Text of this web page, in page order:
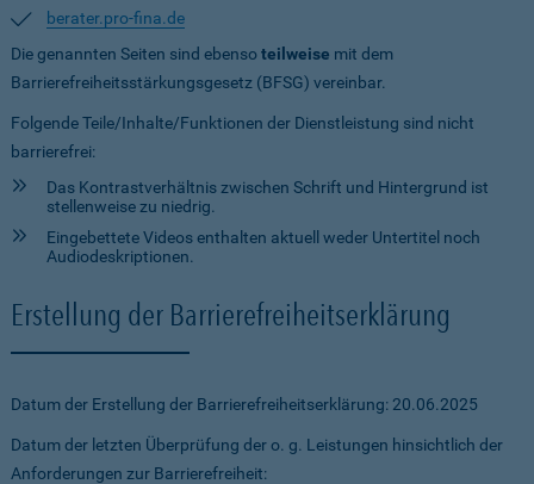
berater.pro-fina.de
Die genannten Seiten sind ebensoteilweise mit dem
Barrierefreiheitsstärkungsgesetz (BFSG) vereinbar.
Folgende Teile/Inhalte/Funktionen der Dienstleistung sind nicht
barrierefrei:
Das Kontrastverhältnis zwischen Schrift und Hintergrund ist
stellenweise zu niedrig.
Eingebettete Videos enthalten aktuell weder Untertitel noch
Audiodeskriptionen.
Erstellung der Barrierefreiheitserklärung
Datum der Erstellung der Barrierefreiheitserklärung: 20.06.2025
Datum der letzten Überprüfung der o. g. Leistungen hinsichtlich der
Anforderungen zur Barrierefreiheit: